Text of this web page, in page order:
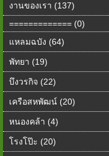
งานของเรา (137)
============= (0)
แหลมฉบัง (64)
พัทยา (19)
บึงวรกิจ (22)
เครือสหพัฒน์ (20)
หนองคล้า (4)
โรงโป๊ะ (20)